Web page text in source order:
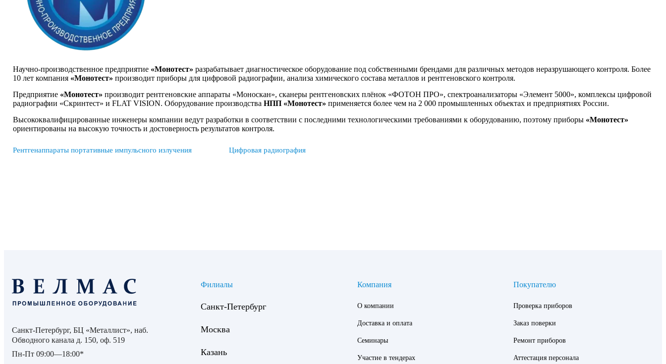
Научно-производственное предприятие «Монотест» разрабатывает диагностическое оборудование под собственными брендами для различных методов неразрушающего контроля. Более
10 лет компания «Монотест» производит приборы для цифровой радиографии, анализа химического состава металлов и рентгеновского контроля.
Предприятие «Монотест» производит рентгеновские аппараты «Моноскан», сканеры рентгеновских плёнок «ФОТОН ПРО», спектроанализаторы «Элемент 5000», комплексы цифровой
радиографии «Скринтест» и FLAT VISION. Оборудование производства НПП «Монотест» применяется более чем на 2 000 промышленных объектах и предприятиях России.
Высококвалифицированные инженеры компании ведут разработки в соответствии с последними технологическими требованиями к оборудованию, поэтому приборы «Монотест»
ориентированы на высокую точность и достоверность результатов контроля.
Рентгенаппараты портативные импульсного излучения Цифровая радиография
Санкт-Петербург, БЦ «Металлист», наб.
Обводного канала д. 150, оф. 519
Пн-Пт 09:00—18:00*
Филиалы
Санкт-Петербург
Москва
Казань
Компания
О компании
Доставка и оплата
Семинары
Участие в тендерах
Покупателю
Проверка приборов
Заказ поверки
Ремонт приборов
Аттестация персонала